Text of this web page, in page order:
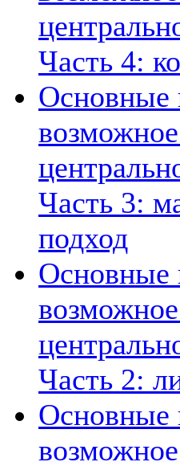
Часть 4:
Основные
Часть 3:
подход
Основные
Часть 2:
Основные